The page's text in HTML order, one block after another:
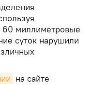
60 миллиметровые
суток нарушили
на сайте